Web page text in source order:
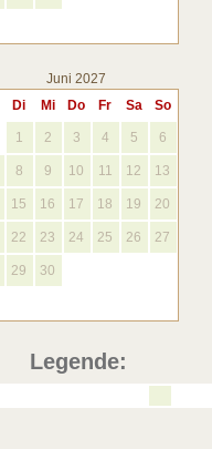
Juni 2027
Di Mi Do Fr Sa So
1 2 3 4 5 6
8 9 10 11 12 13
15 16 17 18 19 20
22 23 24 25 26 27
29 30
Legende: